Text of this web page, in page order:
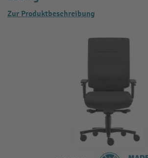
Zur Produktbeschreibung